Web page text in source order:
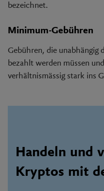
bezeichnet.
Minimum-Gebühren
Gebühren, die unabhängig
bezahlt werden müssen
verhältnismässig stark ins
Handeln und
Kryptos mit